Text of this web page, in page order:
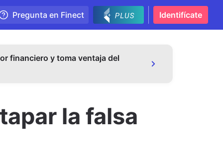
Pregunta en Finect Identifícate
financiero y toma ventaja del
la falsa